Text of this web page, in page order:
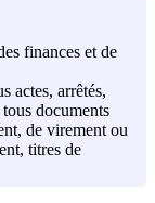
finances et de
actes, arrêtés,
documents
de virement ou
titres de